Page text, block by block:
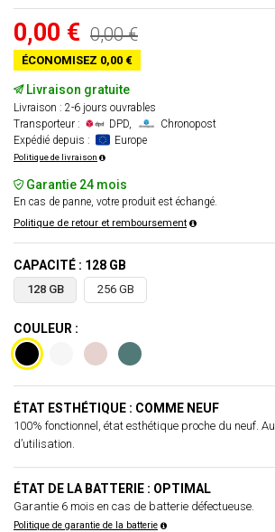
0,00 € 0,00 €
ÉCONOMISEZ 0,00 €
Livraison gratuite
Livraison : 2-6 jours ouvrables
Transporteur :
DPD,
Chronopost
Expédié depuis :
Europe
Politique de livraison
Garantie 24 mois
En cas de panne, votre produit est échangé.
Politique de retour et remboursement
CAPACITÉ : 128 GB
128 GB 256 GB
COULEUR :
ÉTAT ESTHÉTIQUE : COMME NEUF
100% fonctionnel, état esthétique proche du neuf.
d’utilisation.
ÉTAT DE LA BATTERIE : OPTIMAL
Garantie 6 mois en cas de batterie défectueuse.
Politique de garantie de la batterie